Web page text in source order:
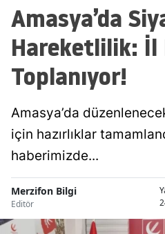
Amasya’da
Hareketlilik: İl
Toplanıyor!
Amasya’da
için hazırlıklar
haberimizde...
Merzifon Bilgi
Editör